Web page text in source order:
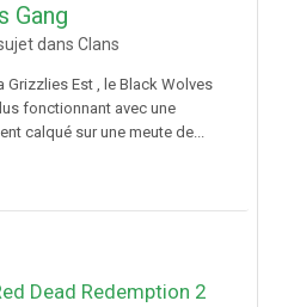
Gang
dans Clans
Grizzlies Est , le Black Wolves
fonctionnant avec une
calqué sur une meute de...
Dead Redemption 2